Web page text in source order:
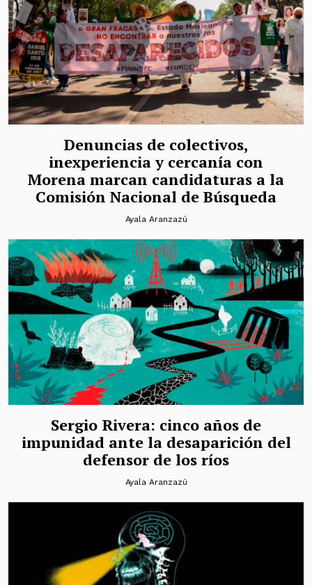
Denuncias de colectivos,
inexperiencia y cercanía con
Morena marcan candidaturas a la
Comisión Nacional de Búsqueda
Ayala Aranzazú
Sergio Rivera: cinco años de
impunidad ante la desaparición del
defensor de los ríos
Ayala Aranzazú